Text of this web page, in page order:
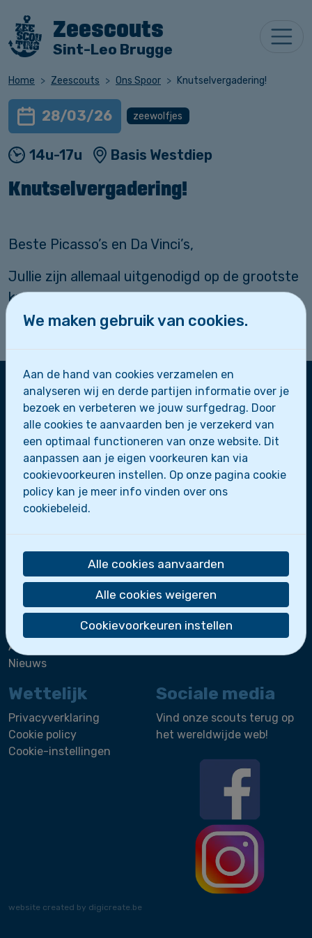
Zeescouts
Sint-Leo Brugge
Home Zeescouts Ons Spoor Knutselvergadering!
28/03/26 zeewolfjes
14u-17u Basis Westdiep
Knutselvergadering!
Beste Picasso’s en Da Vinci’s,
Jullie zijn allemaal uitgenodigd op de grootste
knutselnamiddag van het jaar op de basis van
14u- 17u. Bereid je maar goed voor en haal je
Zeescouts Sint-Leo
Zeepaardjes
Zeewolfjes
Zeerobben
Dolfijnen
Scheepsmakkers
Bootslui
De zeescouts maken deel uit vanScoutsgroep
Activiteiten
Nieuws
Wettelijk
Privacyverklaring
Cookie policy
Cookie-instellingen
Sociale media
Vind onze scouts terug op
het wereldwijde web!
website created by digicreate.be
We maken gebruik van cookies.
Aan de hand van cookies verzamelen en
analyseren wij en derde partijen informatie over je
bezoek en verbeteren we jouw surfgedrag. Door
alle cookies te aanvaarden ben je verzekerd van
een optimaal functioneren van onze website. Dit
aanpassen aan je eigen voorkeuren kan via
cookievoorkeuren instellen. Op onze pagina cookie
policy kan je meer info vinden over ons
cookiebeleid.
Alle cookies aanvaarden
Alle cookies weigeren
Cookievoorkeuren instellen